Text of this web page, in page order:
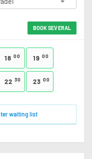
BOOK SEVERAL
18 00 19 00
22 30 23 00
waiting list